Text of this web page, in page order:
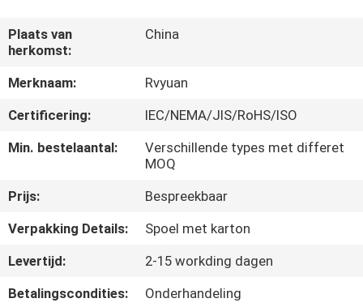
ONGEVEER
ONS
FABRIEKSREIS
KWALITEITSCONTROLE
CONTACTEER
ONS
NIEUWS
Plaats van
herkomst:
China
Merknaam:
Rvyuan
Certificering:
IEC/NEMA/JIS/RoHS/ISO
Min. bestelaantal:
Verschillende types met differet
MOQ
Prijs:
Bespreekbaar
Verpakking Details:
Spoel met karton
Levertijd:
2-15 workding dagen
Betalingscondities:
Onderhandeling